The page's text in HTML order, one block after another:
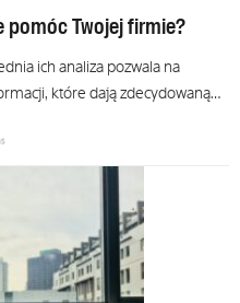
pomóc Twojej firmie?
ich analiza pozwala na
które dają zdecydowaną…